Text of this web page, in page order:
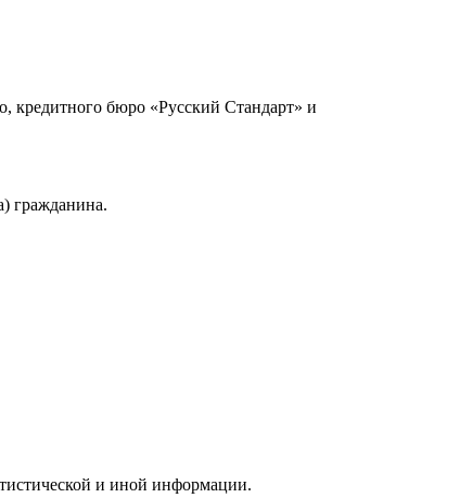
кредитного бюро «Русский Стандарт» и
гражданина.
и иной информации.